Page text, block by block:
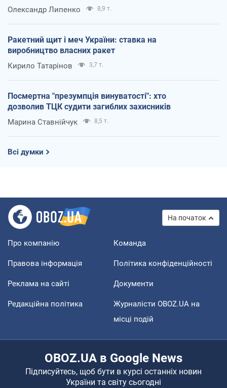
Олександр Липенко 8,9 т.
Ракетний щит і меч України: ставка на
виробництво власних ракет
Кирило Татарінов 3,7 т.
Посмертна "презумпція винуватості": хто
дозволив ТЦК судити загиблих захисників
Марина Ставнійчук 8,5 т.
Всі думки
На початок
Про компанію Команда
Правова інформація Політика конфіденційності
Реклама на сайті Документи
Редакційна політика
Журналісти OBOZ.UA на
місці подій
OBOZ.UA в Google News
Підписуйтесь, щоб бути в курсі останніх новин
України та світу сьогодні